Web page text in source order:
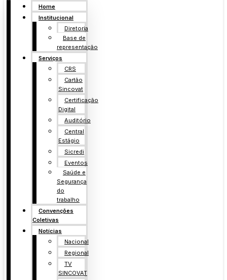
Home
Institucional
Diretoria
Base de
representação
Serviços
CRS
Cartão
Sincovat
Certificação
Digital
Auditório
Central
Estágio
Sicredi
Eventos
Saúde e
Segurança
do
trabalho
Convenções
Coletivas
Notícias
Nacional
Regional
TV
SINCOVAT